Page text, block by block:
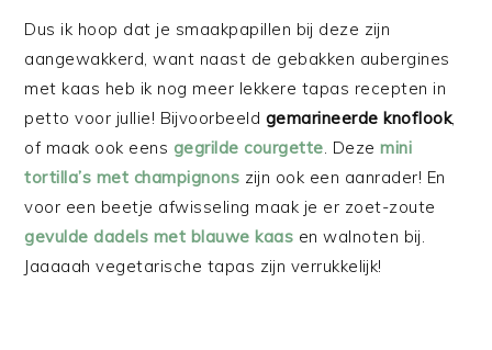
Dus ik hoop dat je smaakpapillen bij deze zijn
aangewakkerd, want naast de gebakken aubergines
met kaas heb ik nog meer lekkere tapas recepten in
petto voor jullie! Bijvoorbeeld gemarineerde knoflook,
of maak ook eens gegrilde courgette. Dezemini
tortilla’s met champignons zijn ook een aanrader! En
voor een beetje afwisseling maak je er zoet-zoute
gevulde dadels met blauwe kaas en walnoten bij.
Jaaaaah vegetarische tapas zijn verrukkelijk!